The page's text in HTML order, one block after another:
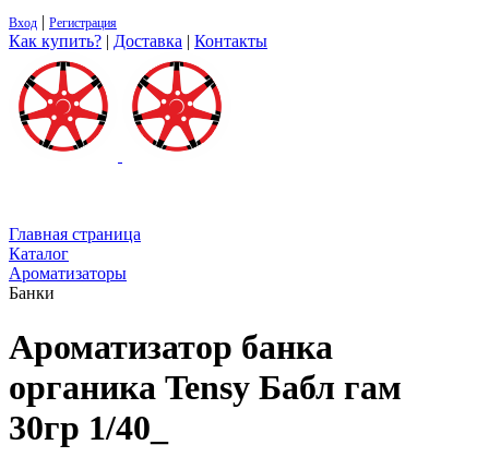
Вход | Регистрация
Как купить? | Доставка | Контакты
Главная страница
Каталог
Ароматизаторы
Банки
Ароматизатор банка
органика Tensy Бабл гам
30гр 1/40_